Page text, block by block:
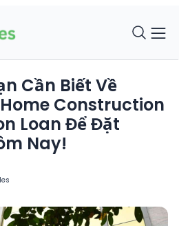
Cần Biết Về
Construction
Loan Để Đặt
Nay!